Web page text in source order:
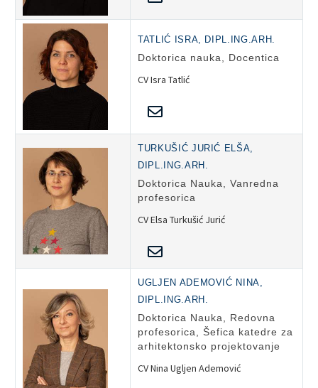
TATLIĆ ISRA, DIPL.ING.ARH.
Doktorica nauka, Docentica
CV Isra Tatlić
TURKUŠIĆ JURIĆ ELŠA,
DIPL.ING.ARH.
Doktorica Nauka, Vanredna
profesorica
CV Elsa Turkušić Jurić
UGLJEN ADEMOVIĆ NINA,
DIPL.ING.ARH.
Doktorica Nauka, Redovna
profesorica, Šefica katedre za
arhitektonsko projektovanje
CV Nina Ugljen Ademović